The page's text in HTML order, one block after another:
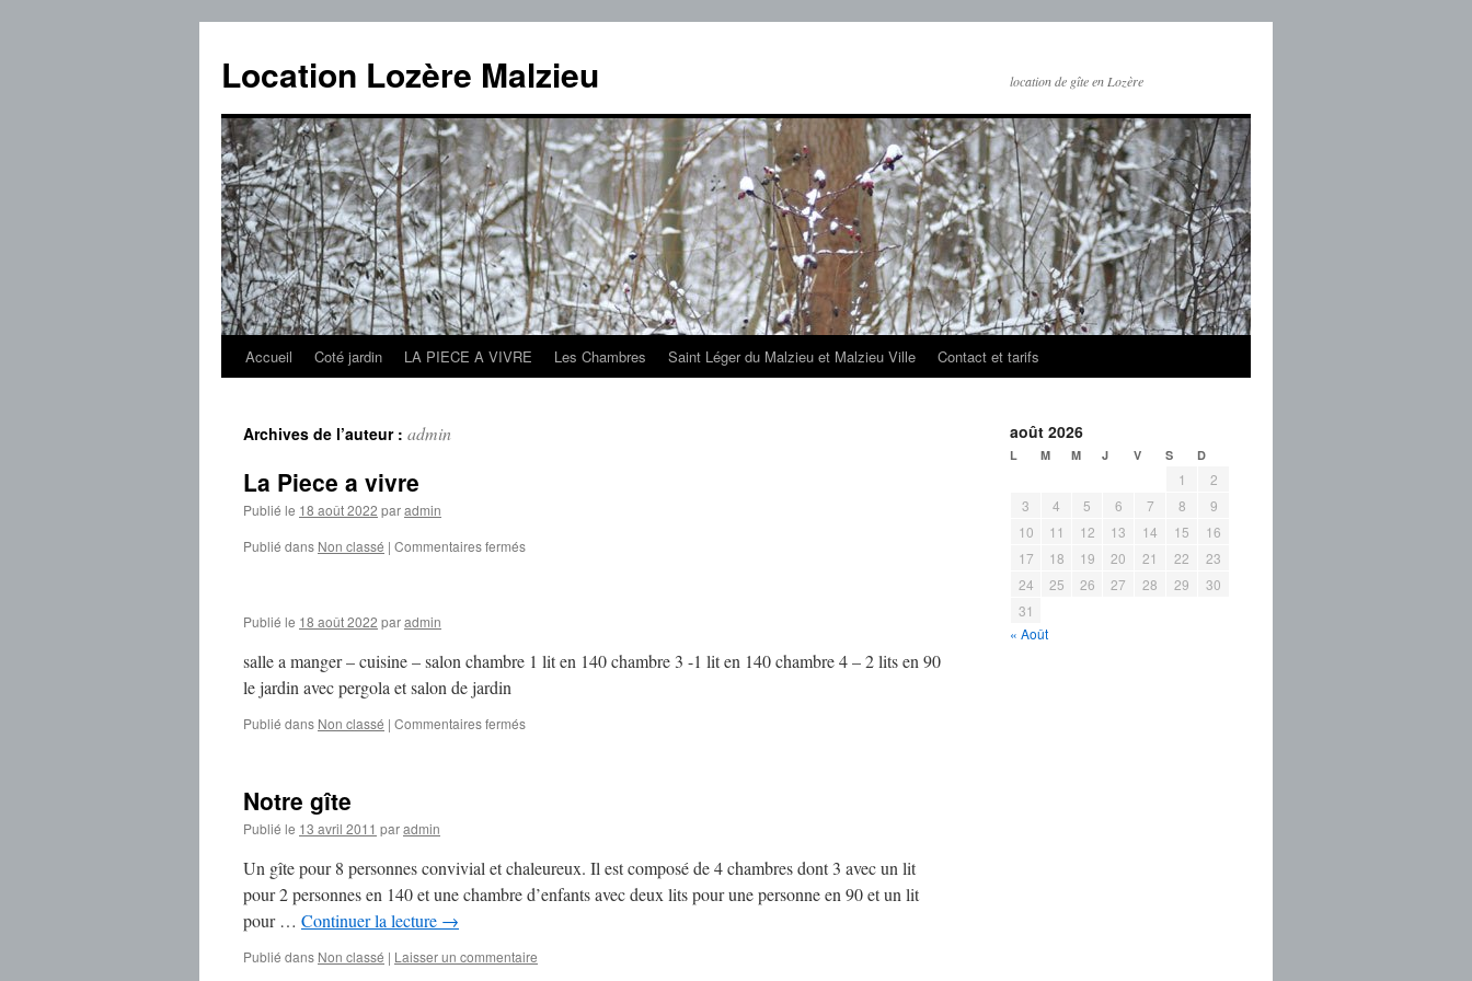
Location Lozère Malzieu location de gîte en Lozère
Aller
contenu
Accueil Coté jardin LA PIECE A VIVRE Les Chambres Saint Léger du Malzieu et Malzieu Ville Contact et tarifs
Archives de l’auteur : admin
La Piece a vivre
Publié le 18 août 2022 paradmin
Publié dans Non classé | Commentaires ferméssur
Publié le 18 août 2022 paradmin
salle a manger – cuisine – salon chambre 1 lit en 140 chambre 3 -1 lit en 140 chambre 4 – 2 lits en 90
le jardin avec pergola et salon de jardin
Publié dans Non classé | Commentaires ferméssur
Notre gîte
Publié le 13 avril 2011 paradmin
Un gîte pour 8 personnes convivial et chaleureux. Il est composé de 4 chambres dont 3 avec un lit
pour 2 personnes en 140 et une chambre d’enfants avec deux lits pour une personne en 90 et un lit
pour … Continuer la lecture →
Publié dans Non classé | Laisser un commentaire
août 2026
L M M J V S D
1
2
3
4 5 6 7 8
9
10
11 12 13 14 15
16
17
18 19 20 21 22
23
24
25 26 27 28 29
30
31
« Août